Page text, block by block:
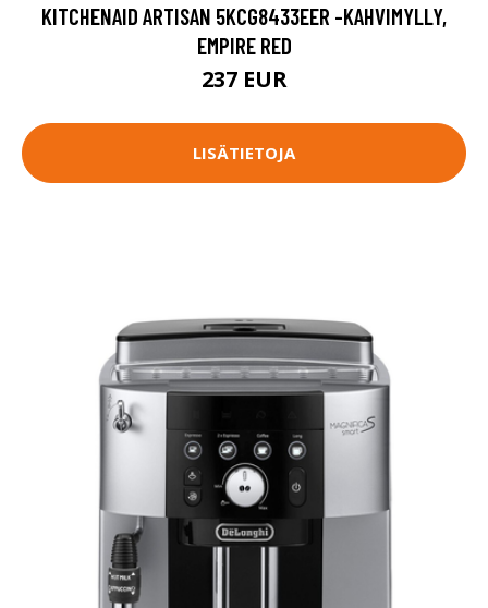
KITCHENAID ARTISAN 5KCG8433EER -KAHVIMYLLY,
EMPIRE RED
237 EUR
LISÄTIETOJA